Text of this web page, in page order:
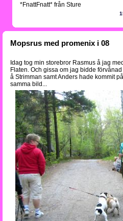
*FnattFnatt* från Sture
Mopsrus med promenix i 08
Idag tog min storebror Rasmus å jag
Flaten. Och gissa om jag bidde
å Strimman samt Anders hade kommit
samma bild...